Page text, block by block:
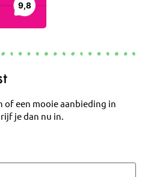
of een mooie aanbieding in
je dan nu in.